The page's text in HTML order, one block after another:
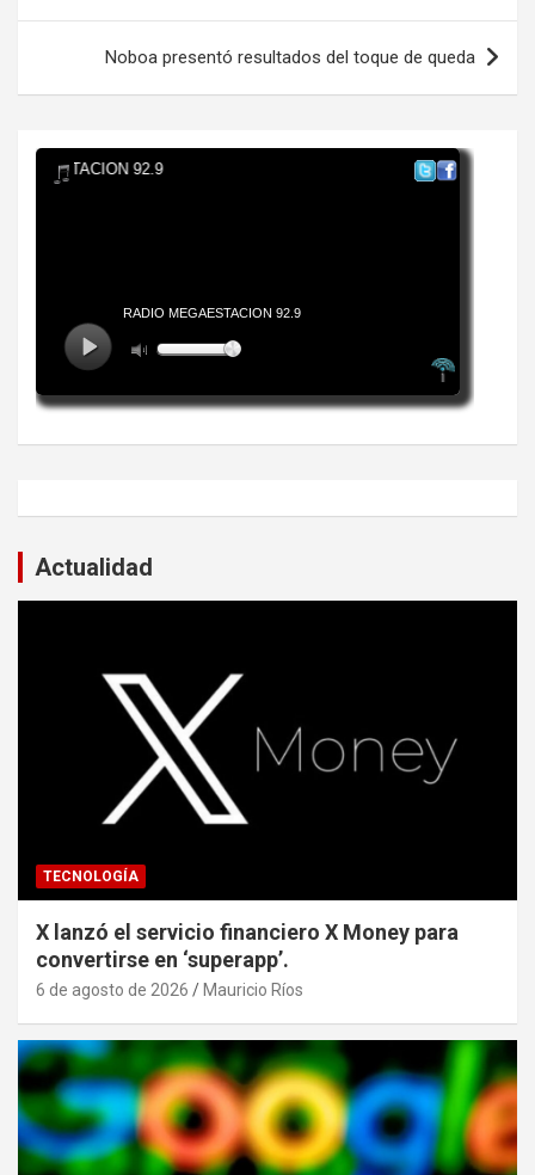
entradas
Noboa presentó resultados del toque de queda
Actualidad
TECNOLOGÍA
X lanzó el servicio financiero X Money para
convertirse en ‘superapp’.
6 de agosto de 2026 Mauricio Ríos